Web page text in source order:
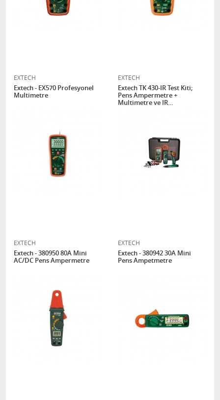
EXTECH
Extech - EX570 Profesyonel
Multimetre
EXTECH
Extech TK 430-IR Test Kiti;
Pens Ampermetre +
Multimetre ve IR
EXTECH
Extech - 380950 80A Mini
AC/DC Pens Ampermetre
EXTECH
Extech - 380942 30A Mini
Pens Ampetmetre